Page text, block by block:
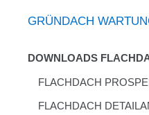
GRÜNDACH
DOWNLOADS
FLACHDACH
FLACHDACH